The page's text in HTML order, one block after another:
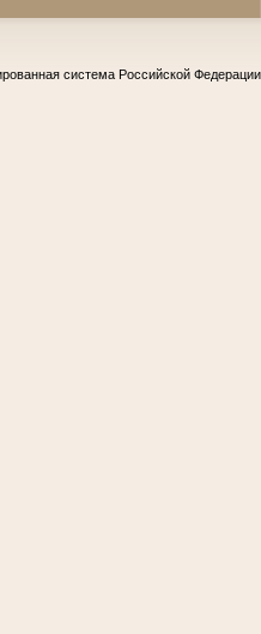
система Российской